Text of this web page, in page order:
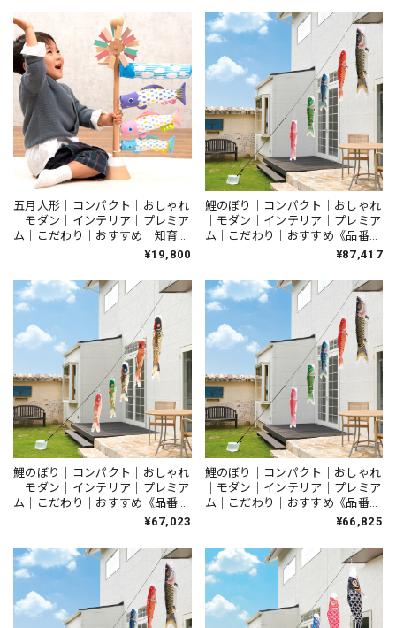
五月人形｜コンパクト｜おしゃれ
｜モダン｜インテリア｜プレミア
ム｜こだわり｜おすすめ｜知育玩
具《商品名》プーカの鯉のぼり
620-151
¥19,800
鯉のぼり｜コンパクト｜おしゃれ
｜モダン｜インテリア｜プレミア
ム｜こだわり｜おすすめ《品番》
LSKT015 《品名》easyおてがる
¥87,417
鯉のぼり｜コンパクト｜おしゃれ
｜モダン｜インテリア｜プレミア
ム｜こだわり｜おすすめ《品番》
LSKT012 《品名》easyおてがる
¥67,023
鯉のぼり｜コンパクト｜おしゃれ
｜モダン｜インテリア｜プレミア
ム｜こだわり｜おすすめ《品番》
LSTK015 《品名》easyおてがる
¥66,825